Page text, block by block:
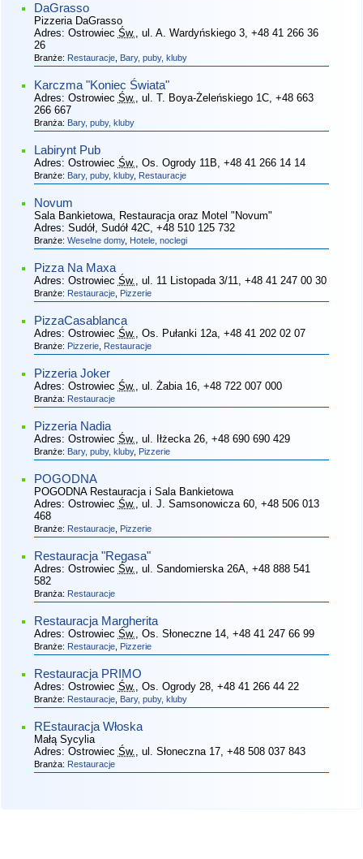
DaGrasso
Pizzeria DaGrasso
Adres: Ostrowiec Św. , ul. A. Wardyńskiego 3, +48 41 266 36
26
Branże: Restauracje, Bary, puby, kluby
Karczma "Koniec Świata"
Adres: Ostrowiec Św. , ul. T. Boya-Żeleńskiego 1C, +48 663
266 667
Branża: Bary, puby, kluby
Labirynt Pub
Adres: Ostrowiec Św. , Os. Ogrody 11B , +48 41 266 14 14
Branże: Bary, puby, kluby, Restauracje
Novum
Sala Bankietowa, Restauracja oraz Motel "Novum"
Adres: Sudół, Sudół 42C, +48 510 125 732
Branże: Weselne domy, Hotele, noclegi
Pizza Na Maxa
Adres: Ostrowiec Św. , ul. 11 Listopada 3/11 , +48 41 247 00 30
Branże: Restauracje, Pizzerie
PizzaCasablanca
Adres: Ostrowiec Św. , Os. Pułanki 12a, +48 41 202 02 07
Branże: Pizzerie, Restauracje
Pizzeria Joker
Adres: Ostrowiec Św. , ul. Żabia 16, +48 722 007 000
Branża: Restauracje
Pizzeria Nadia
Adres: Ostrowiec Św. , ul. Iłżecka 26, +48 690 690 429
Branże: Bary, puby, kluby, Pizzerie
POGODNA
POGODNA Restauracja i Sala Bankietowa
Adres: Ostrowiec Św. , ul. J. Samsonowicza 60, +48 506 013
468
Branże: Restauracje, Pizzerie
Restauracja "Regasa"
Adres: Ostrowiec Św. , ul. Sandomierska 26A, +48 888 541
582
Branża: Restauracje
Restauracja Margherita
Adres: Ostrowiec Św. , Os. Słoneczne 14, +48 41 247 66 99
Branże: Restauracje, Pizzerie
Restauracja PRIMO
Adres: Ostrowiec Św. , Os. Ogrody 28, +48 41 266 44 22
Branże: Restauracje, Bary, puby, kluby
REstauracja Włoska
Małą Sycylia
Adres: Ostrowiec Św. , ul. Słoneczna 17, +48 508 037 843
Branża: Restauracje